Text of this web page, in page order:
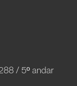
/ 5º andar